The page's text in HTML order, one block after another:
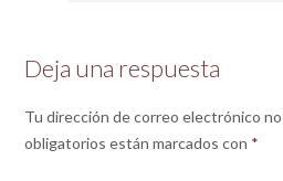
Deja una respuesta
Tu dirección de correo electrónico no
obligatorios están marcados con *